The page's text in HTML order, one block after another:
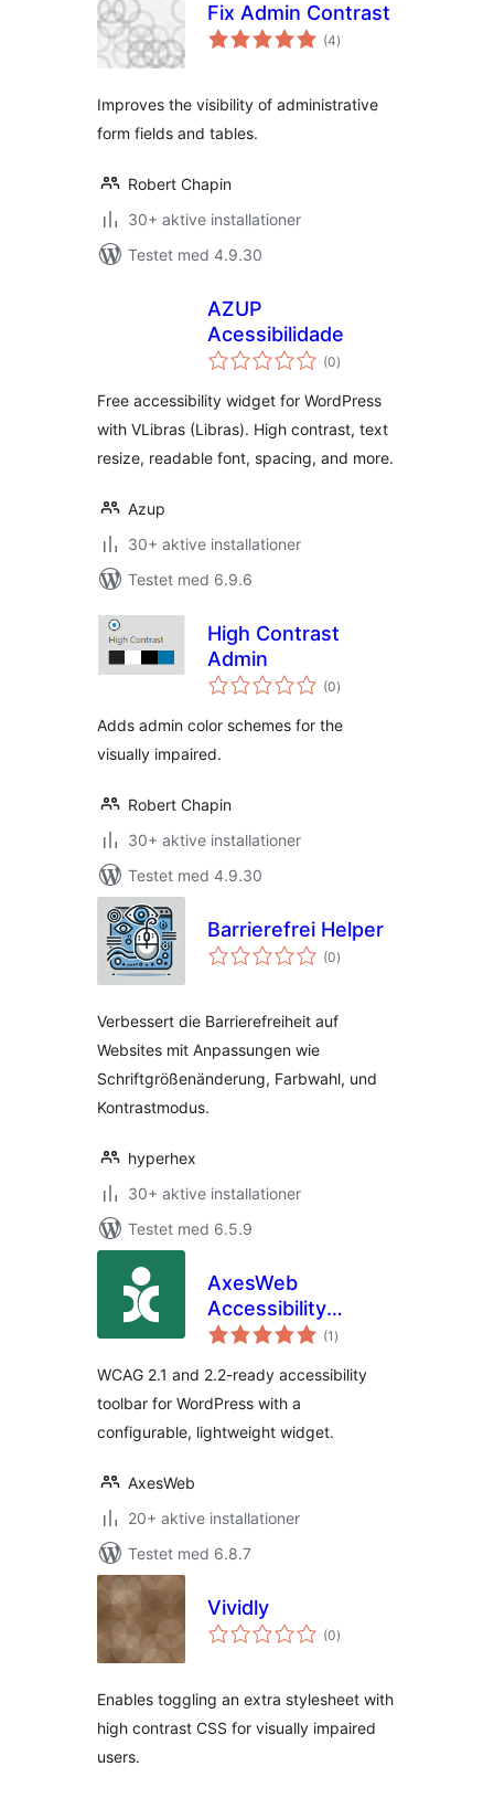
Fix Admin Contrast
(4totale
bedømmelser
)
Improves the visibility of administrative
form fields and tables.
Robert Chapin
30+ aktive installationer
Testet med 4.9.30
AZUP
Acessibilidade
(0totale
bedømmelser
)
Free accessibility widget for WordPress
with VLibras (Libras). High contrast, text
resize, readable font, spacing, and more.
Azup
30+ aktive installationer
Testet med 6.9.6
High Contrast
Admin
(0totale
bedømmelser
)
Adds admin color schemes for the
visually impaired.
Robert Chapin
30+ aktive installationer
Testet med 4.9.30
Barrierefrei Helper
(0totale
bedømmelser
)
Verbessert die Barrierefreiheit auf
Websites mit Anpassungen wie
Schriftgrößenänderung, Farbwahl, und
Kontrastmodus.
hyperhex
30+ aktive installationer
Testet med 6.5.9
AxesWeb
Accessibility
Solution
(1 totale
bedømmelser
)
WCAG 2.1 and 2.2-ready accessibility
toolbar for WordPress with a
configurable, lightweight widget.
AxesWeb
20+ aktive installationer
Testet med 6.8.7
Vividly
(0totale
bedømmelser
)
Enables toggling an extra stylesheet with
high contrast CSS for visually impaired
users.